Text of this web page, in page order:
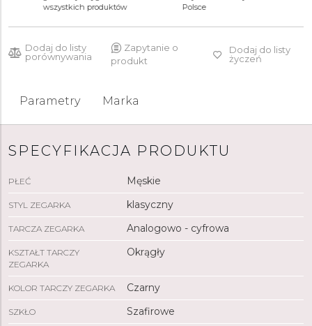
wszystkich produktów
Polsce
Dodaj do listy
porównywania
Zapytanie o
produkt
Dodaj do listy
życzeń
Parametry Marka
SPECYFIKACJA PRODUKTU
PŁEĆ Męskie
STYL ZEGARKA klasyczny
TARCZA ZEGARKA Analogowo - cyfrowa
KSZTAŁT TARCZY
ZEGARKA
Okrągły
KOLOR TARCZY ZEGARKA Czarny
SZKŁO Szafirowe